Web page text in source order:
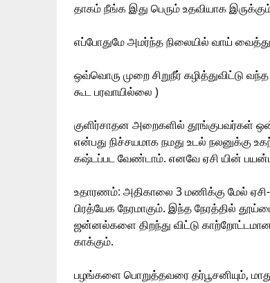
தாகம் நீங்க இது பெரும் உதவியாக
எப்போதுமே அமர்ந்த நிலையில் வாய்
ஒவ்வொரு முறை சிறுநீர் கழித்துவிட்டு
கூட பரவாயில்லை )
குளிர்சாதன அறைகளில் தூங்குபவர்கள்
என்பது நிச்சயமாக நமது உடல் நலனுக்கு
கஷ்டப்பட வேண்டாம். எனவே ஏசி யின்
உதாரணம்: அதிகாலை 3 மணிக்கு மேல்
பிரத்யேக நேரமாகும். இந்த நேரத்தில்
ஜன்னல்களை திறந்து விட்டு காற்றோட்டமான
காக்கும்.
பழங்களை பொறுத்தவரை தர்பூசனியும்,